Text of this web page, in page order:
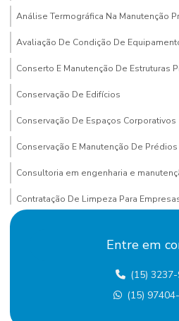
Análise Termográfica Na Manutenção
Avaliação De Condição De
Conserto E Manutenção De Estruturas
Conservação De Edifícios
Conservação De Espaços Corporativos
Conservação E Manutenção De Prédios
Consultoria em engenharia e
Contratação De Limpeza Para
Contratação de mão de obra
Custo terceirização mão de obra
Entre em
(15)
(15)